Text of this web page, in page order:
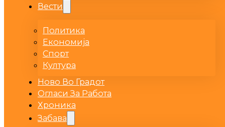
Вести
Политика
Економија
Спорт
Култура
Ново Во Градот
Огласи За Работа
Хроника
Забава